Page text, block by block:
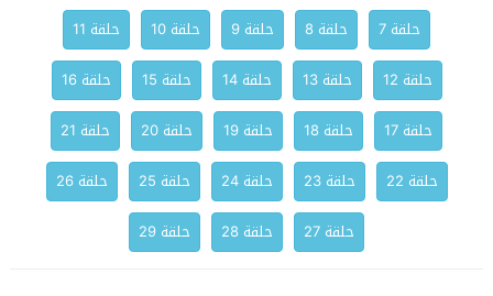
حلقة 7
حلقة 8 حلقة 9 حلقة 10
حلقة 11
حلقة 12
حلقة 13 حلقة 14 حلقة 15
حلقة 16
حلقة 17
حلقة 18 حلقة 19 حلقة 20
حلقة 21
حلقة 22
حلقة 23 حلقة 24 حلقة 25
حلقة 26
حلقة 27
حلقة 28 حلقة 29